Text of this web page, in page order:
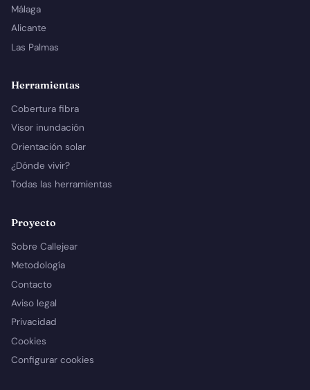
Málaga
Alicante
Las Palmas
Herramientas
Cobertura fibra
Visor inundación
Orientación solar
¿Dónde vivir?
Todas las herramientas
Proyecto
Sobre Callejear
Metodología
Contacto
Aviso legal
Privacidad
Cookies
Configurar cookies